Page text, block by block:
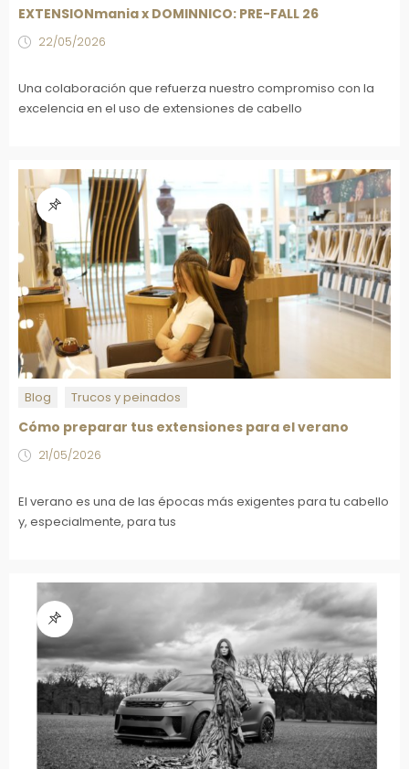
EXTENSIONmania x DOMINNICO: PRE-FALL 26
22/05/2026
Una colaboración que refuerza nuestro compromiso con la
excelencia en el uso de extensiones de cabello
Blog Trucos y peinados
Cómo preparar tus extensiones para el verano
21/05/2026
El verano es una de las épocas más exigentes para tu cabello
y, especialmente, para tus